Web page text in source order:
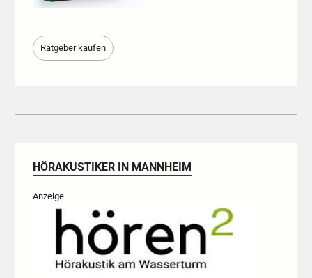
Ratgeber kaufen
HÖRAKUSTIKER IN MANNHEIM
Anzeige